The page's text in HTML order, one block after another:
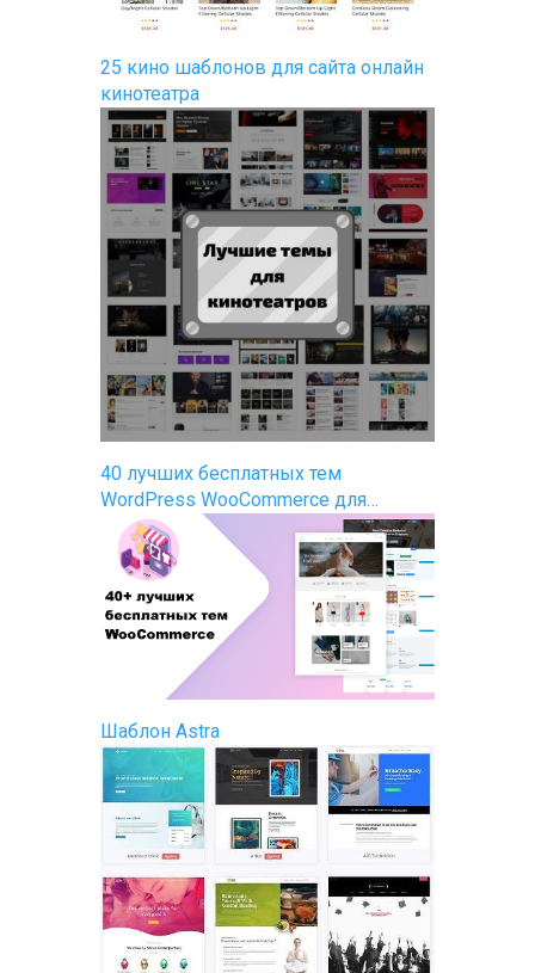
25 кино шаблонов для сайта онлайн
кинотеатра
40 лучших бесплатных тем
WordPress WooCommerce для…
Шаблон Astra